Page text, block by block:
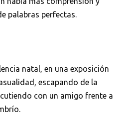
palabras perfectas.
natal, en una exposición
escapando de la
con un amigo frente a